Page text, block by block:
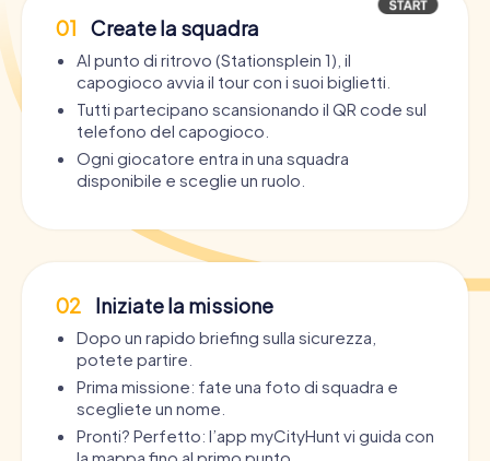
01 Create la squadra
Al punto di ritrovo (Stationsplein 1), il
capogioco avvia il tour con i suoi biglietti.
Tutti partecipano scansionando il QR code sul
telefono del capogioco.
Ogni giocatore entra in una squadra
disponibile e sceglie un ruolo.
02 Iniziate la missione
Dopo un rapido briefing sulla sicurezza,
potete partire.
Prima missione: fate una foto di squadra e
scegliete un nome.
Pronti? Perfetto: l’app myCityHunt vi guida con